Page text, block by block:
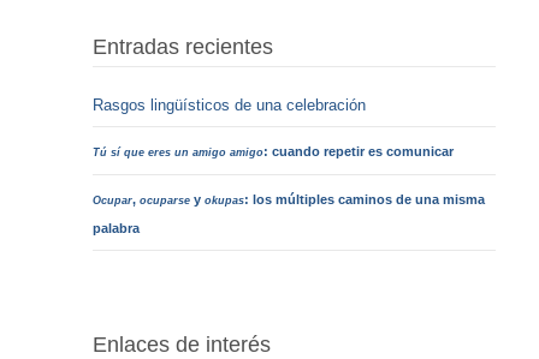
Entradas recientes
Rasgos lingüísticos de una celebración
Tú sí que eres un amigo amigo: cuando repetir es comunicar
Ocupar,ocuparse yokupas: los múltiples caminos de una misma
palabra
Enlaces de interés